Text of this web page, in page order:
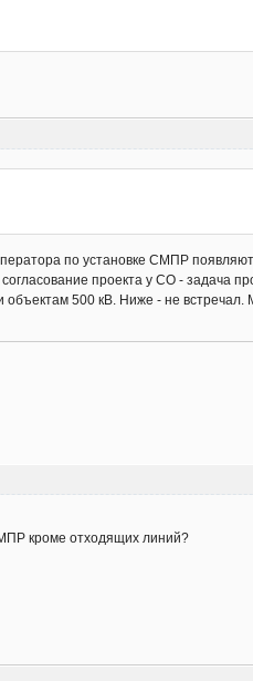
по установке СМПР
проекта у СО - задача
500 кВ. Ниже - не
кроме отходящих линий?